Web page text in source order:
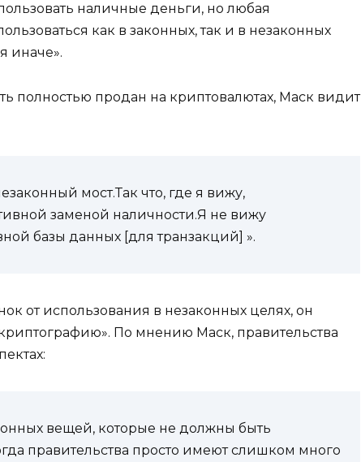
наличные деньги, но любая
как в законных, так и в незаконных
иначе».
полностью продан на криптовалютах, Маск видит
мост.Так что, где я вижу,
заменой наличности.Я не вижу
базы данных [для транзакций] ».
от использования в незаконных целях, он
По мнению Маск, правительства
вещей, которые не должны быть
правительства просто имеют слишком много